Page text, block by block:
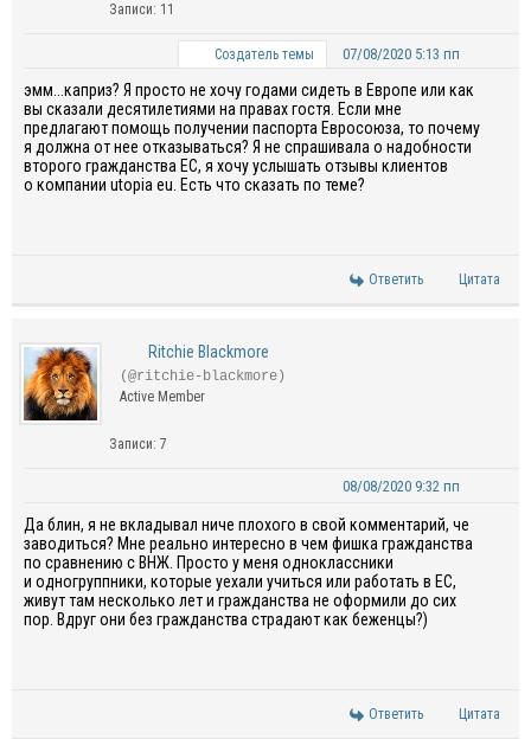
Записи: 11
Создатель темы 07/08/2020 5:13 пп
эмм ...каприз? Я просто не хочу годами сидеть в Европе или как
вы сказали десятилетиями на правах гостя. Если мне
предлагают помощь получении паспорта Евросоюза, то почему
я должна от нее отказываться? Я не спрашивала о надобности
второго гражданства ЕС, я хочу услышать отзывы клиентов
о компании utopia eu Есть что сказать по теме?
Ответить Цитата
Ritchie Blackmore
(@ritchie-blackmore)
Active Member
Записи: 7
08/08/2020 9:32 пп
Да блин, я не вкладывал ниче плохого в свой комментарий, че
заводиться? Мне реально интересно в чем фишка гражданства
по сравнению с ВНЖ Просто у меня одноклассники
и одногруппники, которые уехали учиться или работать в ЕС,
живуттам несколько лет и гражданства не оформили до сих
пор. Вдругони без гражданства страдают как беженцы?)
Ответить Цитата